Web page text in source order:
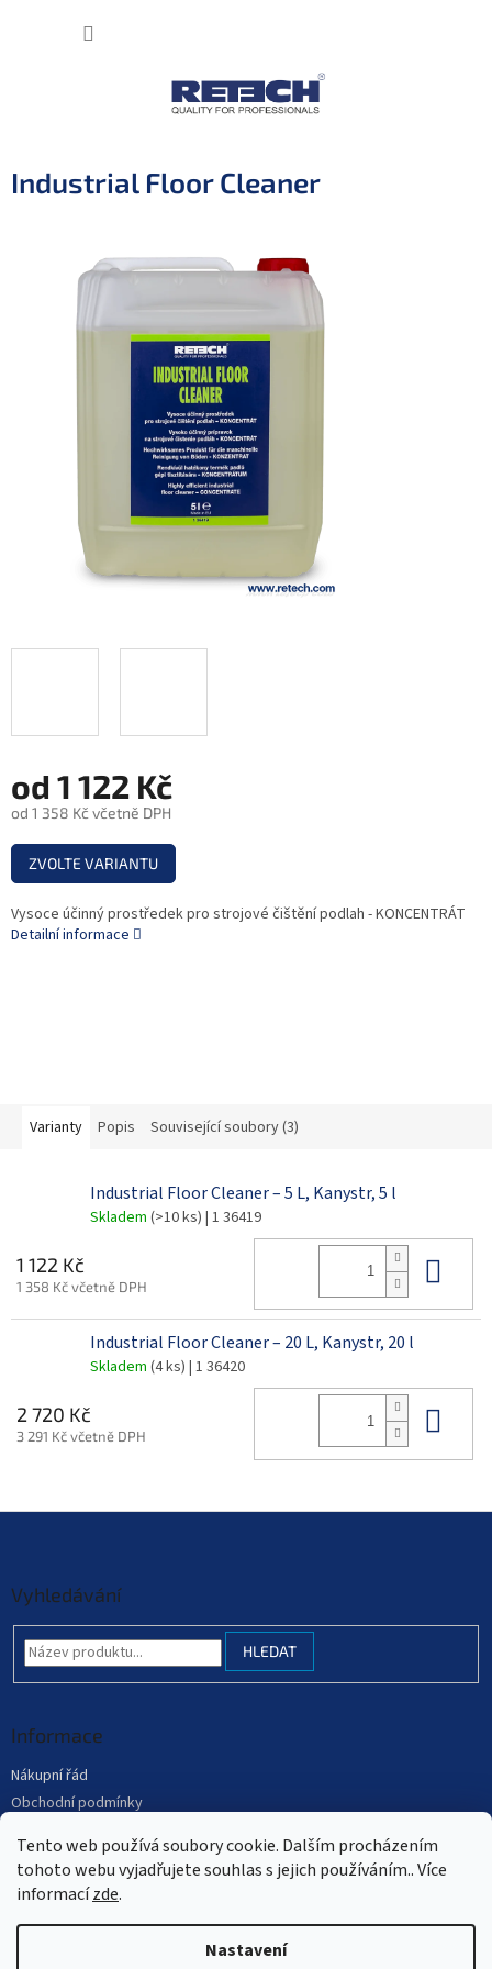
Tento web používá soubory cookie. Dalším procházením
tohoto webu vyjadřujete souhlas s jejich používáním.. Více
informacízde.
Nastavení
Industrial Floor Cleaner
od 1 122 Kč
od 1 358 Kč včetně DPH
Měrná
cena:
ZVOLTE VARIANTU
Vysoce účinný prostředek pro strojové čištění podlah - KONCENTRÁT
Detailní informace
Varianty Popis Související soubory (3)
Industrial Floor Cleaner – 5 L, Kanystr, 5 l
Skladem (>10 ks) | 1 36419
1 122 Kč
1 358 Kč včetně DPH
Industrial Floor Cleaner – 20 L, Kanystr, 20 l
Skladem (4 ks) | 1 36420
2 720 Kč
3 291 Kč včetně DPH
Vyhledávání
HLEDAT
Informace
Nákupní řád
Obchodní podmínky
Mapa serveru
Vytvořil Shoptet